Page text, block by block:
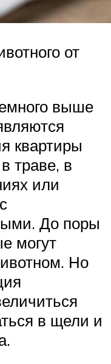
от
выше
квартиры
траве, в
или
До поры
могут
Но
в щели и